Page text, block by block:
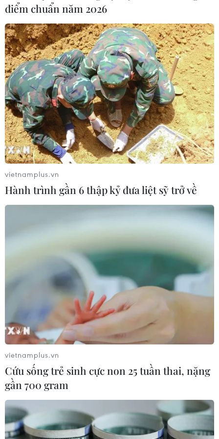
TIN CÙNG CHUYÊN MỤC
Cháy rừng nghiêm trọng tại Canada,
điểm chuẩn năm 2026
vietnamplus.vn
Hành trình gần 6 thập kỷ đưa liệt sỹ trở về
vietnamplus.vn
Cứu sống trẻ sinh cực non 25 tuần thai, nặng
gần 700 gram